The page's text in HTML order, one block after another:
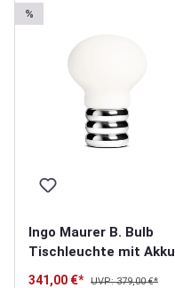
%
Ingo Maurer B. Bulb
Tischleuchte mit Akku
341,00 €* UVP: 379,00 €*